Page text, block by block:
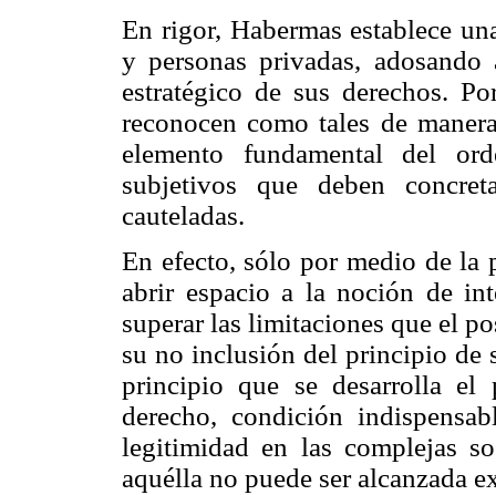
En rigor, Habermas establece
y personas privadas,
estratégico de sus derechos.
reconocen como tales de
elemento fundamental del
subjetivos que deben
cauteladas.
En efecto, sólo por medio de la
abrir espacio a la noción de
superar las limitaciones que el
su no inclusión del principio de
principio que se desarrolla el
derecho, condición
legitimidad en las complejas
aquélla no puede ser alcanzada